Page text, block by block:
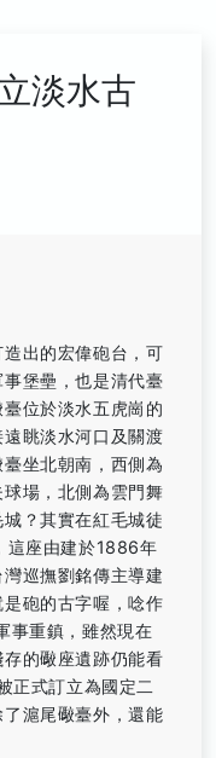
淡水古
出的宏偉砲台，可
堡壘，也是清代臺
位於淡水五虎崗的
眺淡水河口及關渡
坐北朝南，西側為
場，北側為雲門舞
？其實在紅毛城徒
這座由建於1886年
巡撫劉銘傳主導建
砲的古字喔，唸作
事重鎮，雖然現在
的礮座遺跡仍能看
正式訂立為國定二
滬尾礮臺外，還能